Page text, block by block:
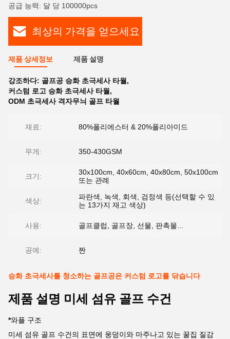
공급 능력: 달 당 100000pcs
최상의 가격을 얻으세요
제품 상세정보 제품 설명
강조하다: 골프공 승화 초극세사 타월 ,
커스텀 로고 승화 초극세사 타월 ,
ODM 초극세사 격자무늬 골프 타월
재료: 80%폴리에스터 & 20%폴리아미드
무게: 350-430GSM
크기:
30x100cm, 40x60cm, 40x80cm, 50x100cm
또는 관례
색상:
파란색, 녹색, 회색, 검정색 등(선택할 수 있
는 13가지 재고 색상)
사용: 골프클럽, 골프장, 선물, 판촉물...
공예: 짠
승화 초극세사를 청소하는 골프공은 커스텀 로고를 닦습니다
제품 설명 미세 섬유 골프 수건
*와플 구조
미세 섬유 골프 수건의 표면에 웅덩이와 마주나고 있는 꿀집 질감